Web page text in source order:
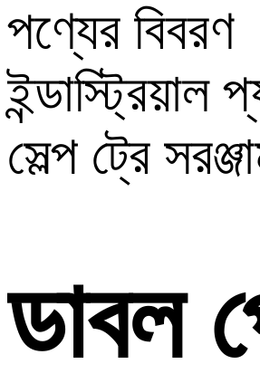
পণ্যের বিবরণ
ইন্ডাস্ট্রিয়াল
সেল্প ট্রে
ডাবল